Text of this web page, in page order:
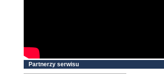
Partnerzy serwisu